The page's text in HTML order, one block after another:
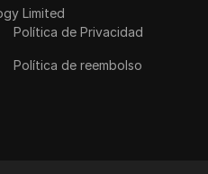
Limited
Política de Privacidad
Política de reembolso